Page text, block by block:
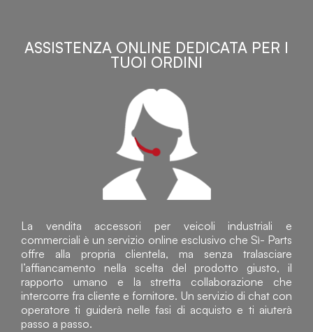
ASSISTENZA ONLINE DEDICATA PER I
TUOI ORDINI
La vendita accessori per veicoli industriali e
commerciali è un servizio online esclusivo che Sì- Parts
offre alla propria clientela, ma senza tralasciare
l’affiancamento nella scelta del prodotto giusto, il
rapporto umano e la stretta collaborazione che
intercorre fra cliente e fornitore. Un servizio di chat con
operatore ti guiderà nelle fasi di acquisto e ti aiuterà
passo a passo.